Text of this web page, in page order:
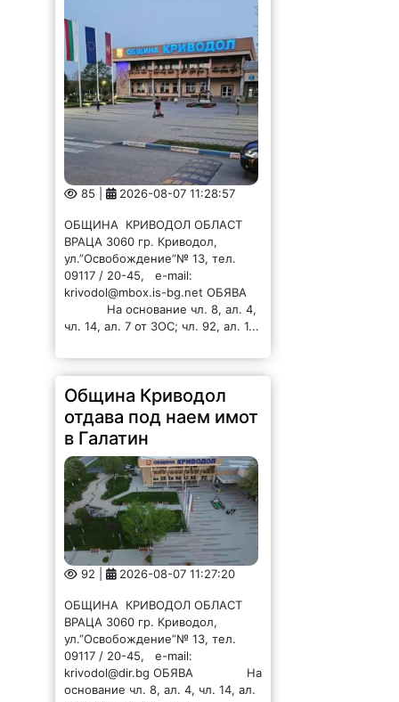
2026-08-07 11:28:57
ВРАЦА 3060 гр. Криводол,
ул.”Освобождение”№ 13, тел.
09117 / 20-45, e-mail:
krivodol@mbox.is-bg.net ОБЯВА
На основание чл. 8, ал. 4,
чл. 14, ал. 7 от ЗОС; чл. 92, ал. 1...
Община Криводол
отдава под наем имот
в Галатин
92 | 2026-08-07 11:27:20
ВРАЦА 3060 гр. Криводол,
ул.”Освобождение”№ 13, тел.
09117 / 20-45, e-mail:
krivodol@dir.bg ОБЯВА На
основание чл. 8, ал. 4, чл. 14, ал.
7 от ЗОС; чл. 92, ал. 1...